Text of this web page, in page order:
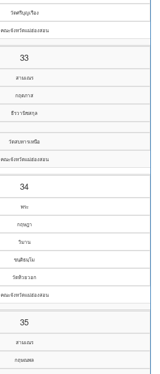
วัดศรีบุญเรือง
คณะจังหวัดแม่ฮ่องสอน
33
สามเณร
กฤตภาส
ธีรวานิชสกุล
วัดสบหารเหนือ
คณะจังหวัดแม่ฮ่องสอน
34
พระ
กฤษฎา
วิมาน
ขนฺติธมฺโม
วัดห้วยวอก
คณะจังหวัดแม่ฮ่องสอน
35
สามเณร
กฤษณพล